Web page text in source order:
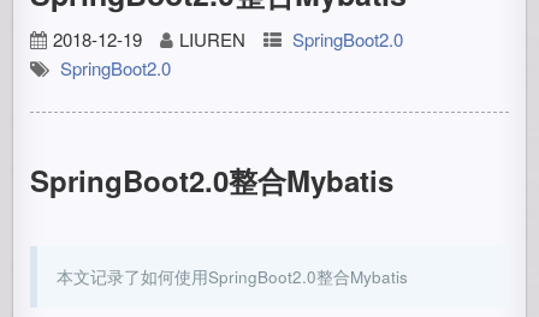
2018-12-19 LIUREN
SpringBoot2.0
SpringBoot2.0
SpringBoot2.0整合Mybatis
本文记录了如何使用SpringBoot2.0整合Mybatis